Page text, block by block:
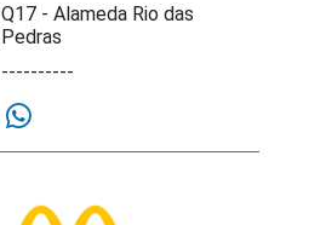
Q17 - Alameda Rio das
Pedras
----------